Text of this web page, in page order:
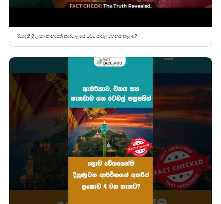
රියාද්හි ශ්‍රී ලංකා තානාපති කාර්යාලයේ ධර්ම පාසල තහනම් කළාද ?